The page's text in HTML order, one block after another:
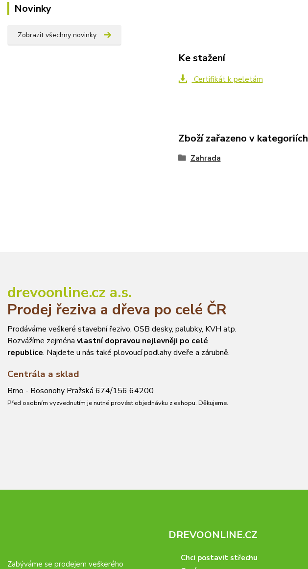
Novinky
Zobrazit všechny novinky
Ke stažení
Certifikát k peletám
Zboží zařazeno v kategoriích
Zahrada
drevoonline.cz a.s.
Prodej řeziva a dřeva po celé ČR
Prodáváme veškeré stavební řezivo, OSB desky, palubky, KVH atp.
Rozvážíme zejména vlastní dopravou nejlevněji po celé
republice. Najdete u nás také plovoucí podlahy dveře a zárubně.
Centrála a sklad
Brno - Bosonohy Pražská 674/156 64200
Před osobním vyzvednutím je nutné provést objednávku z eshopu. Děkujeme.
Zabýváme se prodejem veškerého
DREVOONLINE.CZ
Chci postavit střechu